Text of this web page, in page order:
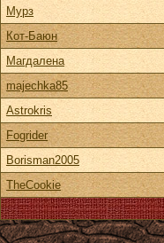
Мурз
Кот-Баюн
Магдалена
majechka85
Astrokris
Fogrider
Borisman2005
TheCookie